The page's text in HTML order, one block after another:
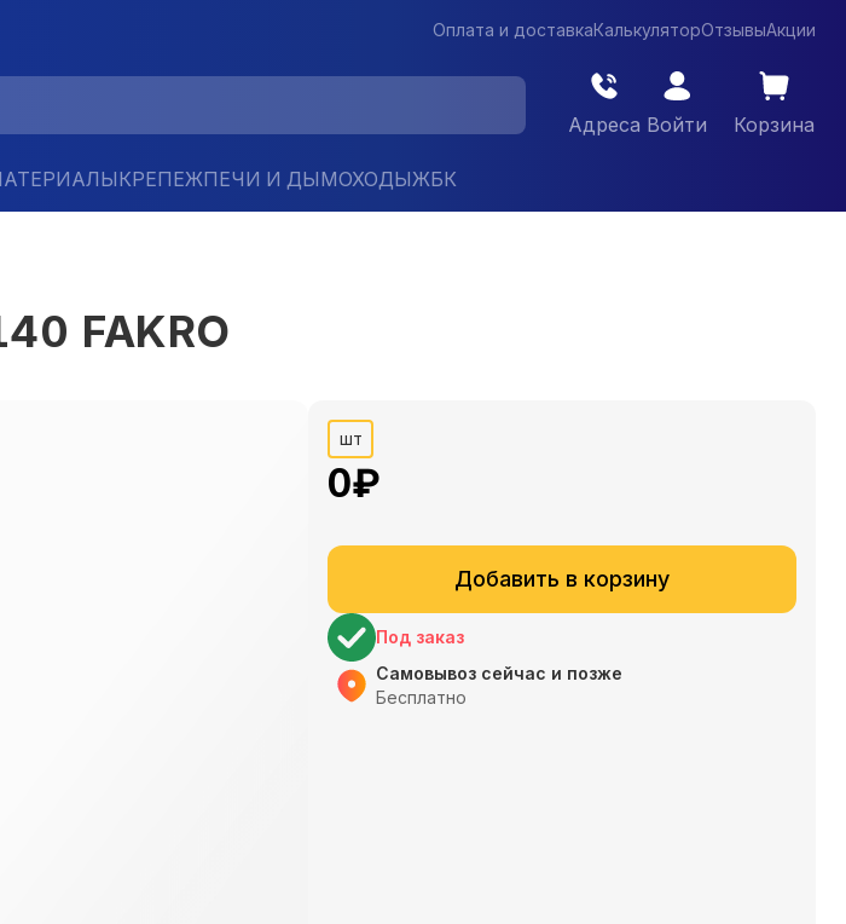
Оплата и доставкаКалькуляторОтзывыАкции
Адреса Войти Корзина
КРЕПЕЖПЕЧИ И ДЫМОХОДЫЖБК
FAKRO
шт
0₽
Добавить в корзину
Под заказ
Самовывоз сейчас и позже
Бесплатно